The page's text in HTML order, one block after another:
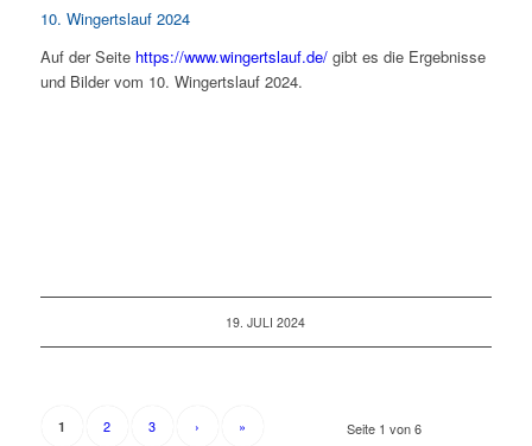
10. Wingertslauf 2024
Auf der Seite https://www.wingertslauf.de/gibt es die Ergebnisse
und Bilder vom 10. Wingertslauf 2024.
19. JULI 2024
Seite 1 von 6
1 2 3 › »